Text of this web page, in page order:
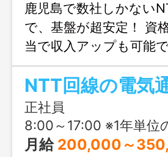
鹿児島で数社しかない
で、基盤が超安定！ 資
当で収入アップも可能
なので、「安定した基
私生活も大切にしたい
NTT回線の電気
正社員
8:00～17:00 ※1年単位
月給 200,000～350,000円（※